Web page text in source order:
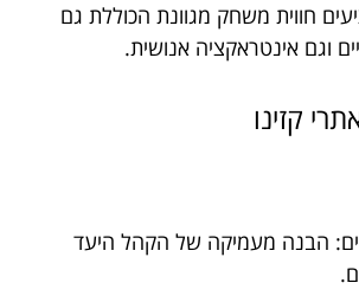
חווית משחק מגוונת הכוללת גם
וגם אינטראקציה אנושית.
קזינו
הבנה מעמיקה של הקהל היעד